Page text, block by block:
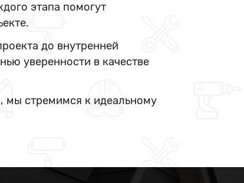
этапа помогут
до внутренней
уверенности в качестве
мы стремимся к идеальному